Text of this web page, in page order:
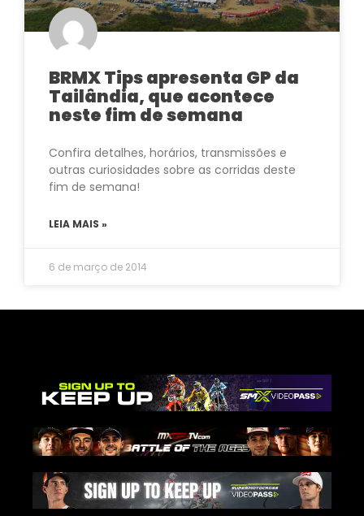
BRMX Tips apresenta GP da
Tailândia, que acontece
neste fim de semana
Confira detalhes, horários, transmissões e
outras curiosidades sobre as corridas deste
fim de semana!
LEIA MAIS »
6 de março de 2014